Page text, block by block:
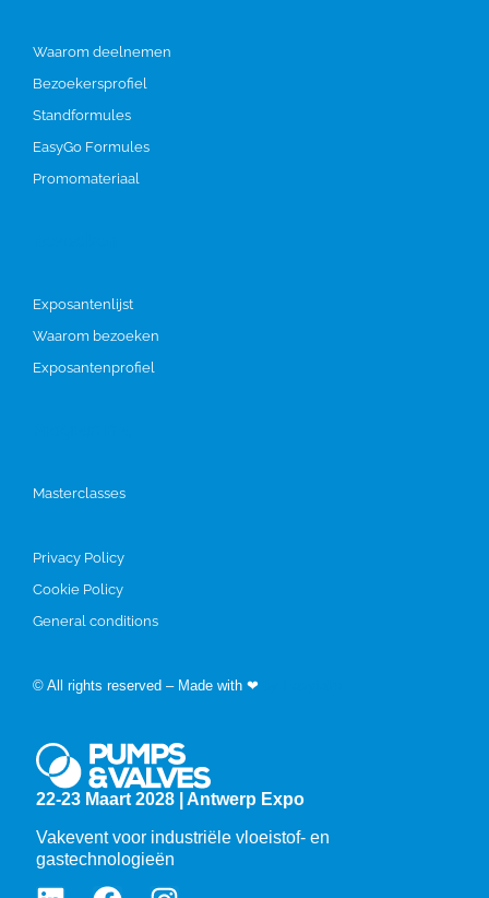
22-23 Maart 2028 | Antwerp Expo
Vakevent voor industriële vloeistof- en
gastechnologieën
Waarom deelnemen
Bezoekersprofiel
Standformules
EasyGo Formules
Promomateriaal
Exposantenlijst
Waarom bezoeken
Exposantenprofiel
Masterclasses
Privacy Policy
Cookie Policy
General conditions
© All rights reserved – Made with ❤